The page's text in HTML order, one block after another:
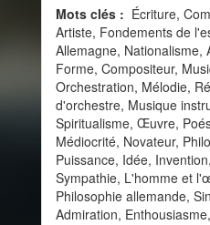
Mots clés : Écriture,
Artiste, Fondements de
Allemagne, Nationalisme,
Forme, Compositeur,
Orchestration, Mélodie,
d'orchestre, Musique
Spiritualisme, Œuvre,
Médiocrité, Novateur,
Puissance, Idée,
Sympathie, L'homme et
Philosophie allemande,
Admiration,